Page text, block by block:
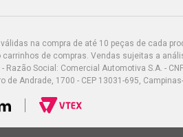
DIESEL (1984 -
LS1933 STD
DIESEL (1984 -
na compra de até 10 peças de cada
de compras. Vendas sujeitas a
Social: Comercial Automotiva S.A. -
de Andrade, 1700 - CEP 13031-695,